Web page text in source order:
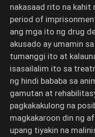
nakasaad rito na kahit
period of
ang mga ito ng drug
akusado ay umamin
tumanggi ito at
isasailalim ito sa
ng hindi bababa sa
gamutan at
pagkakakulong na
magkakaroon din ng
upang tiyakin na